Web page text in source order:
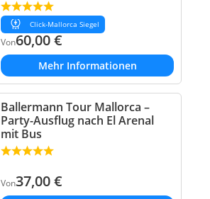
Click-Mallorca Siegel
Von60,00€
Mehr Informationen
Ballermann Tour Mallorca –
Party-Ausflug nach El Arenal
mit Bus
Von37,00€